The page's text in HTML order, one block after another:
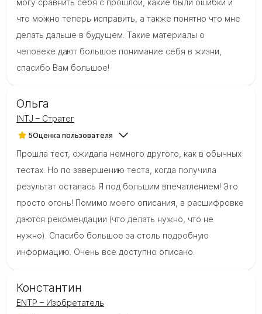
могу сравнить себя с прошлой, какие были ошибки и
что можно теперь исправить, а также понятно что мне
делать дальше в будущем. Такие материалы о
человеке дают большое понимание себя в жизни,
спасибо Вам большое!
Ольга
INTJ – Стратег
5Оценка пользователя
Прошла тест, ожидала немного другого, как в обычных
тестах. Но по завершению теста, когда получила
результат осталась Я под большим впечатлением! Это
просто огонь! Помимо моего описания, в расшифровке
даются рекомендации (что делать нужно, что не
нужно). Спасибо большое за столь подробную
информацию. Очень все доступно описано.
Константин
ENTP – Изобретатель